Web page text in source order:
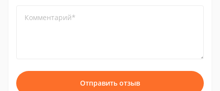
Комментарий*
Отправить отзыв